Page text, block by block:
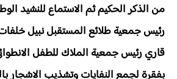
من الذكر الحكيم ثم الاستماع للنشيد
رئيس جمعية طلائع المستقبل نبيل
قاري رئيس جمعية الملاك للطفل
بفقرة لجمع النفايات وتشذيب الاشجار